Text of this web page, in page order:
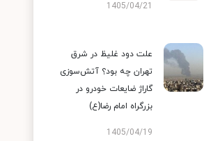
1405/04/21
علت دود غلیظ در شرق
تهران چه بود؟ آتش‌سوزی
گاراژ ضایعات خودرو در
بزرگراه امام رضا(ع)
1405/04/19